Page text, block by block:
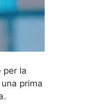
per la
prima